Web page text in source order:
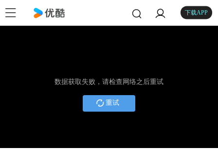
下载APP
数据获取失败，请检查网络之后重试
重试